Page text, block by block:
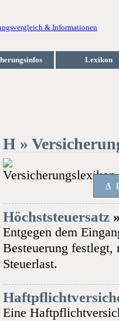
Lexikon
H »
A
Höchststeuersatz
Entgegen dem
Besteuerung festlegt,
Steuerlast.
Eine